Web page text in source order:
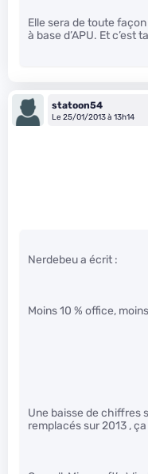
Elle sera de toute
à base d’APU. Et c’est
statoon54
Le 25/01/2013 à 13h14
Nerdebeu a écrit :
Moins 10 % office,
Une baisse de chiffres
remplacés sur 2013 ,